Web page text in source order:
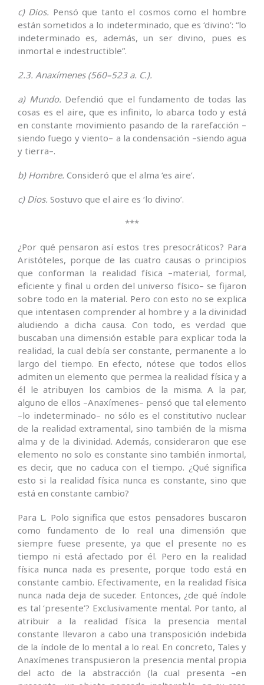
c) Dios. Pensó que tanto el cosmos como el hombre
están sometidos a lo indeterminado, que es ‘divino’: “lo
indeterminado es, además, un ser divino, pues es
inmortal e indestructible”.
2.3. Anaxímenes (560–523 a. C.).
a) Mundo. Defendió que el fundamento de todas las
cosas es el aire, que es infinito, lo abarca todo y está
en constante movimiento pasando de la rarefacción –
siendo fuego y viento– a la condensación –siendo agua
y tierra–.
b) Hombre. Consideró que el alma ‘es aire’.
c) Dios. Sostuvo que el aire es ‘lo divino’.
***
¿Por qué pensaron así estos tres presocráticos? Para
Aristóteles, porque de las cuatro causas o principios
que conforman la realidad física –material, formal,
eficiente y final u orden del universo físico– se fijaron
sobre todo en la material. Pero con esto no se explica
que intentasen comprender al hombre y a la divinidad
aludiendo a dicha causa. Con todo, es verdad que
buscaban una dimensión estable para explicar toda la
realidad, la cual debía ser constante, permanente a lo
largo del tiempo. En efecto, nótese que todos ellos
admiten un elemento que permea la realidad física y a
él le atribuyen los cambios de la misma. A la par,
alguno de ellos –Anaxímenes– pensó que tal elemento
–lo indeterminado– no sólo es el constitutivo nuclear
de la realidad extramental, sino también de la misma
alma y de la divinidad. Además, consideraron que ese
elemento no solo es constante sino también inmortal,
es decir, que no caduca con el tiempo. ¿Qué significa
esto si la realidad física nunca es constante, sino que
está en constante cambio?
Para L. Polo significa que estos pensadores buscaron
como fundamento de lo real una dimensión que
siempre fuese presente, ya que el presente no es
tiempo ni está afectado por él. Pero en la realidad
física nunca nada es presente, porque todo está en
constante cambio. Efectivamente, en la realidad física
nunca nada deja de suceder. Entonces, ¿de qué índole
es tal ‘presente’? Exclusivamente mental. Por tanto, al
atribuir a la realidad física la presencia mental
constante llevaron a cabo una transposición indebida
de la índole de lo mental a lo real. En concreto, Tales y
Anaxímenes transpusieron la presencia mental propia
del acto de la abstracción (la cual presenta –en